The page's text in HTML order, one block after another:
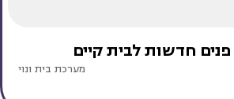
חדשות לבית קיים
מערכת בית ונוי